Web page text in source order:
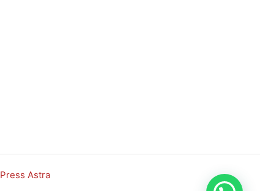
Astra